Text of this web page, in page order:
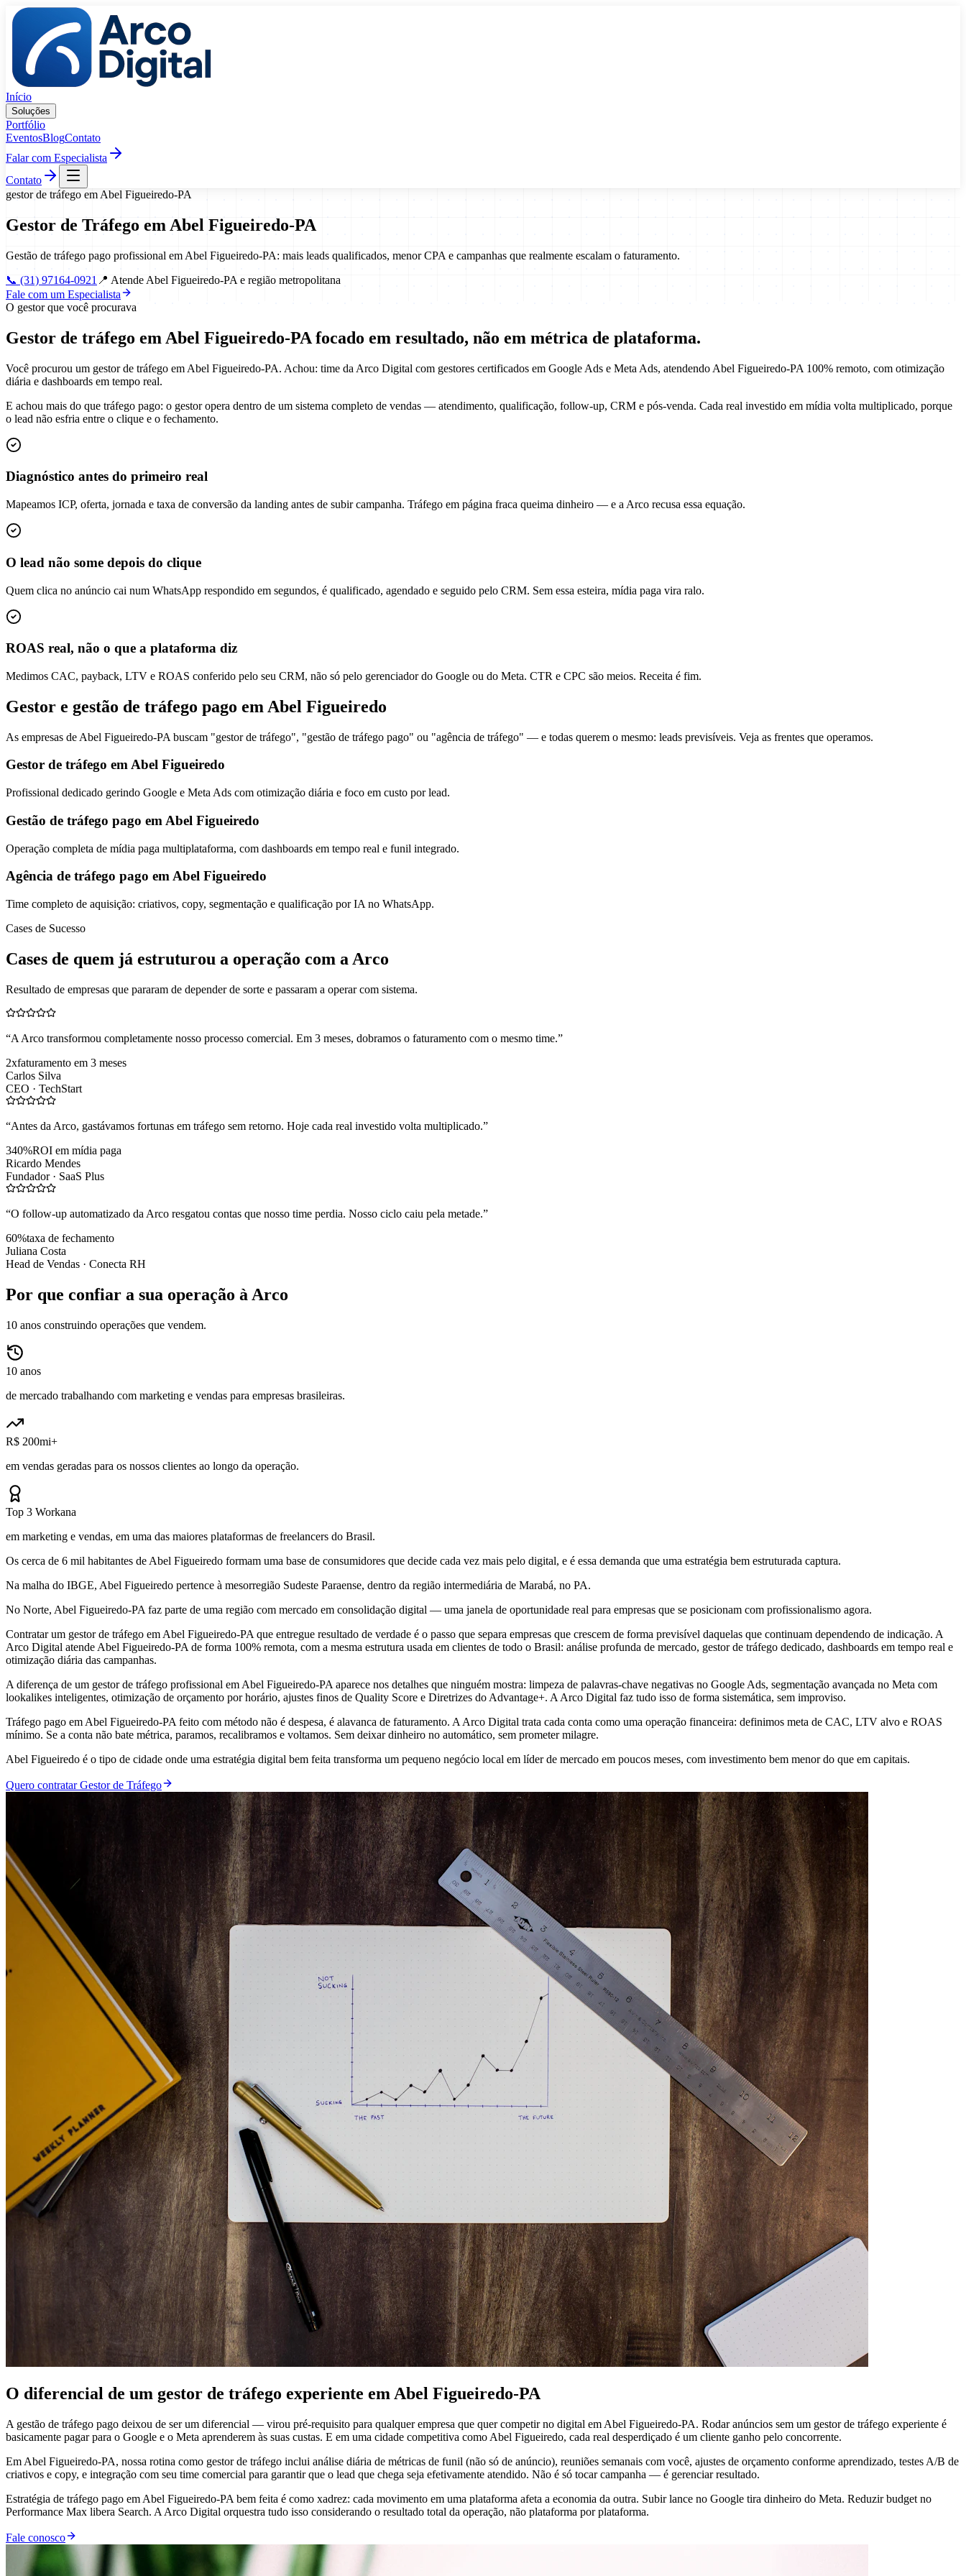
Pular para o conteúdo
Início
Soluções
Portfólio
EventosBlogContato
Falar com Especialista
Contato
gestor de tráfego em Abel Figueiredo-PA
Gestor de Tráfego em Abel Figueiredo-PA
Gestão de tráfego pago profissional em Abel Figueiredo-PA: mais leads qualificados, menor CPA e campanhas que realmente escalam o faturamento.
📞 (31) 97164-0921 📍 Atende Abel Figueiredo-PA e região metropolitana
Fale com um Especialista
O gestor que você procurava
Gestor de tráfego em Abel Figueiredo-PA focado em resultado, não em métrica de plataforma.
Você procurou um gestor de tráfego em Abel Figueiredo-PA. Achou: time da Arco Digital com gestores certificados em Google Ads e Meta Ads, atendendo Abel Figueiredo-PA 100% remoto, com otimização
diária e dashboards em tempo real.
E achou mais do que tráfego pago: o gestor opera dentro de um sistema completo de vendas — atendimento, qualificação, follow-up, CRM e pós-venda. Cada real investido em mídia volta multiplicado, porque
o lead não esfria entre o clique e o fechamento.
Diagnóstico antes do primeiro real
Mapeamos ICP, oferta, jornada e taxa de conversão da landing antes de subir campanha. Tráfego em página fraca queima dinheiro — e a Arco recusa essa equação.
O lead não some depois do clique
Quem clica no anúncio cai num WhatsApp respondido em segundos, é qualificado, agendado e seguido pelo CRM. Sem essa esteira, mídia paga vira ralo.
ROAS real, não o que a plataforma diz
Medimos CAC, payback, LTV e ROAS conferido pelo seu CRM, não só pelo gerenciador do Google ou do Meta. CTR e CPC são meios. Receita é fim.
Gestor e gestão de tráfego pago em Abel Figueiredo
As empresas de Abel Figueiredo-PA buscam "gestor de tráfego", "gestão de tráfego pago" ou "agência de tráfego" — e todas querem o mesmo: leads previsíveis. Veja as frentes que operamos.
Gestor de tráfego em Abel Figueiredo
Profissional dedicado gerindo Google e Meta Ads com otimização diária e foco em custo por lead.
Gestão de tráfego pago em Abel Figueiredo
Operação completa de mídia paga multiplataforma, com dashboards em tempo real e funil integrado.
Agência de tráfego pago em Abel Figueiredo
Time completo de aquisição: criativos, copy, segmentação e qualificação por IA no WhatsApp.
Cases de Sucesso
Cases de quem já estruturou a operação com a Arco
Resultado de empresas que pararam de depender de sorte e passaram a operar com sistema.
“A Arco transformou completamente nosso processo comercial. Em 3 meses, dobramos o faturamento com o mesmo time.”
2xfaturamento em 3 meses
Carlos Silva
CEO · TechStart
“Antes da Arco, gastávamos fortunas em tráfego sem retorno. Hoje cada real investido volta multiplicado.”
340%ROI em mídia paga
Ricardo Mendes
Fundador · SaaS Plus
“O follow-up automatizado da Arco resgatou contas que nosso time perdia. Nosso ciclo caiu pela metade.”
60%taxa de fechamento
Juliana Costa
Head de Vendas · Conecta RH
Por que confiar a sua operação à Arco
10 anos construindo operações que vendem.
10 anos
de mercado trabalhando com marketing e vendas para empresas brasileiras.
R$ 200mi+
em vendas geradas para os nossos clientes ao longo da operação.
Top 3 Workana
em marketing e vendas, em uma das maiores plataformas de freelancers do Brasil.
Os cerca de 6 mil habitantes de Abel Figueiredo formam uma base de consumidores que decide cada vez mais pelo digital, e é essa demanda que uma estratégia bem estruturada captura.
Na malha do IBGE, Abel Figueiredo pertence à mesorregião Sudeste Paraense, dentro da região intermediária de Marabá, no PA.
No Norte, Abel Figueiredo-PA faz parte de uma região com mercado em consolidação digital — uma janela de oportunidade real para empresas que se posicionam com profissionalismo agora.
Contratar um gestor de tráfego em Abel Figueiredo-PA que entregue resultado de verdade é o passo que separa empresas que crescem de forma previsível daquelas que continuam dependendo de indicação. A
Arco Digital atende Abel Figueiredo-PA de forma 100% remota, com a mesma estrutura usada em clientes de todo o Brasil: análise profunda de mercado, gestor de tráfego dedicado, dashboards em tempo real e
otimização diária das campanhas.
A diferença de um gestor de tráfego profissional em Abel Figueiredo-PA aparece nos detalhes que ninguém mostra: limpeza de palavras-chave negativas no Google Ads, segmentação avançada no Meta com
lookalikes inteligentes, otimização de orçamento por horário, ajustes finos de Quality Score e Diretrizes do Advantage+. A Arco Digital faz tudo isso de forma sistemática, sem improviso.
Tráfego pago em Abel Figueiredo-PA feito com método não é despesa, é alavanca de faturamento. A Arco Digital trata cada conta como uma operação financeira: definimos meta de CAC, LTV alvo e ROAS
mínimo. Se a conta não bate métrica, paramos, recalibramos e voltamos. Sem deixar dinheiro no automático, sem prometer milagre.
Abel Figueiredo é o tipo de cidade onde uma estratégia digital bem feita transforma um pequeno negócio local em líder de mercado em poucos meses, com investimento bem menor do que em capitais.
Quero contratar Gestor de Tráfego
O diferencial de um gestor de tráfego experiente em Abel Figueiredo-PA
A gestão de tráfego pago deixou de ser um diferencial — virou pré-requisito para qualquer empresa que quer competir no digital em Abel Figueiredo-PA. Rodar anúncios sem um gestor de tráfego experiente é
basicamente pagar para o Google e o Meta aprenderem às suas custas. E em uma cidade competitiva como Abel Figueiredo, cada real desperdiçado é um cliente ganho pelo concorrente.
Em Abel Figueiredo-PA, nossa rotina como gestor de tráfego inclui análise diária de métricas de funil (não só de anúncio), reuniões semanais com você, ajustes de orçamento conforme aprendizado, testes A/B de
criativos e copy, e integração com seu time comercial para garantir que o lead que chega seja efetivamente atendido. Não é só tocar campanha — é gerenciar resultado.
Estratégia de tráfego pago em Abel Figueiredo-PA bem feita é como xadrez: cada movimento em uma plataforma afeta a economia da outra. Subir lance no Google tira dinheiro do Meta. Reduzir budget no
Performance Max libera Search. A Arco Digital orquestra tudo isso considerando o resultado total da operação, não plataforma por plataforma.
Fale conosco